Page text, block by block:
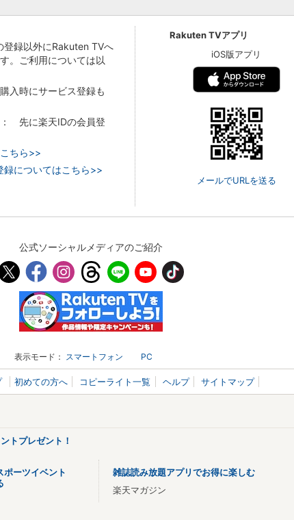
登録以外にRakuten TVへ
。ご利用については以
入時にサービス登録も
先に楽天IDの会員登
ちら>>
についてはこちら>>
Rakuten TVアプリ
iOS版アプリ
メールでURLを送る
公式ソーシャルメディアのご紹介
表示モード： スマートフォン PC
初めての方へ コピーライト一覧 ヘルプ サイトマップ
トプレゼント！
ポーツイベント
雑誌読み放題アプリでお得に楽しむ
楽天マガジン